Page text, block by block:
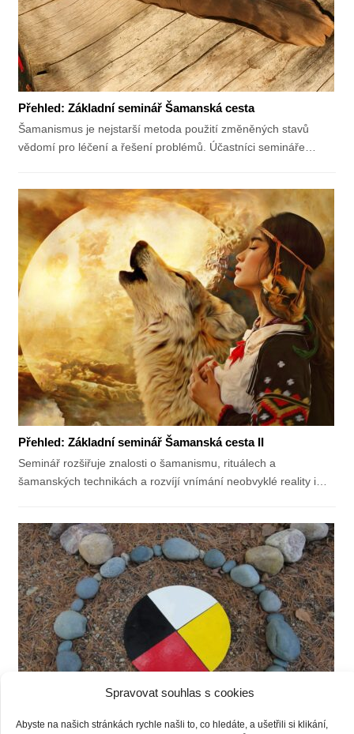
Spravovat souhlas s cookies
Abyste na našich stránkách rychle našli to, co hledáte, a ušetřili si klikání,
Přehled: Základní seminář Šamanská cesta
Šamanismus je nejstarší metoda použití změněných stavů
vědomí pro léčení a řešení problémů. Účastníci semináře…
Přehled: Základní seminář Šamanská cesta II
Seminář rozšiřuje znalosti o šamanismu, rituálech a
šamanských technikách a rozvíjí vnímání neobvyklé reality i…